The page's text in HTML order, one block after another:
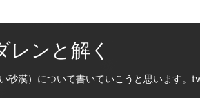
レンと解く
砂漠）について書いていこうと思います。